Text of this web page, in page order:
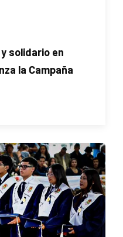
solidario en
la Campaña